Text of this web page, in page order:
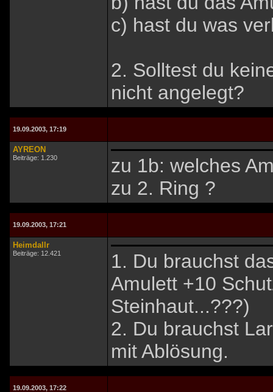
c) hast du was
2. Solltest du
nicht angelegt?
19.09.2003, 17:19
AYREON
Beiträge: 1.230
zu 1b: welches
zu 2. Ring ?
19.09.2003, 17:21
Heimdallr
Beiträge: 12.421
1. Du brauchst
Amulett +10
Steinhaut...???)
2. Du brauchst
mit Ablösung.
19.09.2003, 17:22